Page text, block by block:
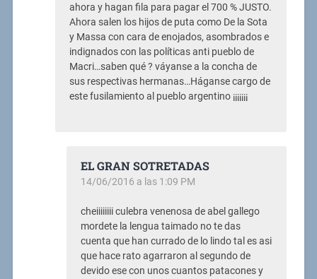
ahora y hagan fila para pagar el 700 % JUSTO.
Ahora salen los hijos de puta como De la Sota
y Massa con cara de enojados, asombrados e
indignados con las políticas anti pueblo de
Macri…saben qué ? váyanse a la concha de
sus respectivas hermanas…Háganse cargo de
este fusilamiento al pueblo argentino ¡¡¡¡¡¡¡
EL GRAN SOTRETADAS
14/06/2016 a las 1:09 PM
cheiiiiiiii culebra venenosa de abel gallego
mordete la lengua taimado no te das
cuenta que han currado de lo lindo tal es asi
que hace rato agarraron al segundo de
devido ese con unos cuantos patacones y